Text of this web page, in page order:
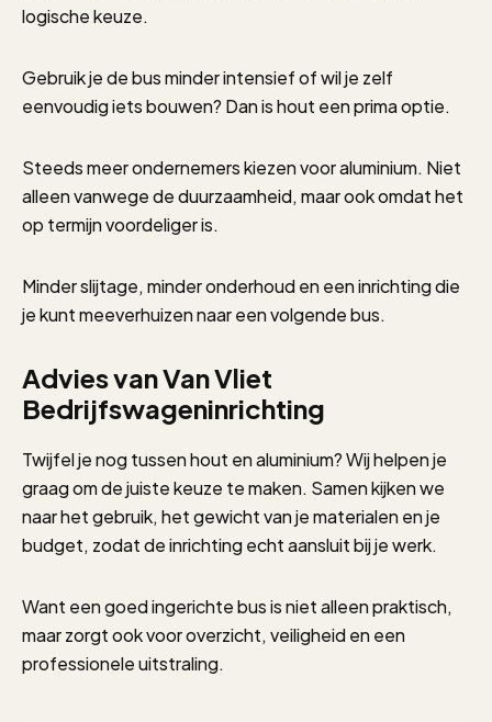
logische keuze.
Gebruik je de bus minder intensief of wil je zelf
eenvoudig iets bouwen? Dan is hout een prima optie.
Steeds meer ondernemers kiezen voor aluminium. Niet
alleen vanwege de duurzaamheid, maar ook omdat het
op termijn voordeliger is.
Minder slijtage, minder onderhoud en een inrichting die
je kunt meeverhuizen naar een volgende bus.
Advies van Van Vliet
Bedrijfswageninrichting
Twijfel je nog tussen hout en aluminium? Wij helpen je
graag om de juiste keuze te maken. Samen kijken we
naar het gebruik, het gewicht van je materialen en je
budget, zodat de inrichting echt aansluit bij je werk.
Want een goed ingerichte bus is niet alleen praktisch,
maar zorgt ook voor overzicht, veiligheid en een
professionele uitstraling.